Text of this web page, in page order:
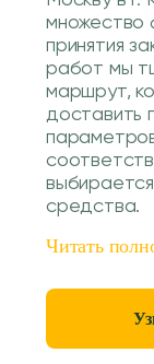
множество
принятия
работ мы
маршрут,
доставить
средства.
Читать